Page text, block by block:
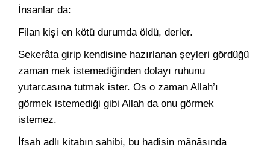
İnsanlar da:
Filan kişi en kötü durumda öldü, derler.
Sekerâta girip kendisine hazırlanan şeyleri gördüğü
zaman mek istemediğinden dolayı ruhunu
yutarcasına tutmak ister. Os o zaman Allah’ı
görmek istemediği gibi Allah da onu görmek
istemez.
İfsah adlı kitabın sahibi, bu hadisin mânâsında